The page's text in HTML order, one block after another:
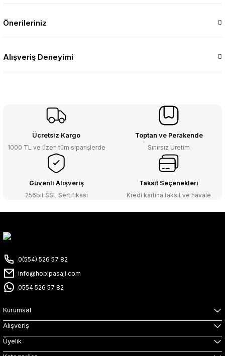
Önerileriniz
Alışveriş Deneyimi
Ücretsiz Kargo
1000 TL ve üzeri tüm siparişlerde
Toptan ve Perakende
Sınırsız Üretim
Güvenli Alışveriş
256bit SSL Sertifikası
Taksit Seçenekleri
Kredi kartına taksit ve havale
0(554) 526 57 82
info@hobipasaji.com
0554 526 57 82
Kurumsal
Alışveriş
Üyelik